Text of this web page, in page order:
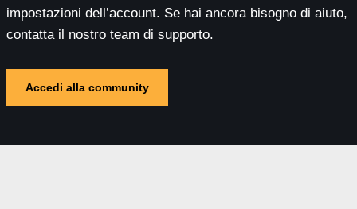
impostazioni dell’account. Se hai ancora bisogno di aiuto,
contatta il nostro team di supporto.
Accedi alla community